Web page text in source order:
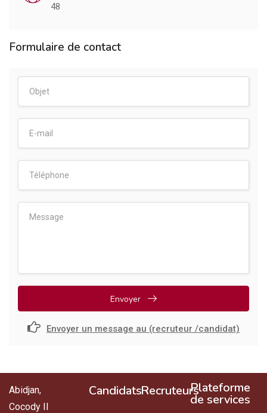
48
Formulaire de contact
Envoyer
Envoyer un message au (recruteur /candidat)
Abidjan,
Cocody II
CandidatsRecruteursPlateforme
de services